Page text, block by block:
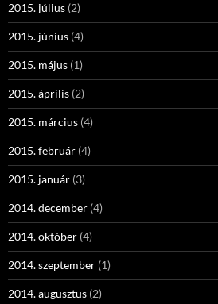
2015. július (2)
2015. június (4)
2015. május (1)
2015. április (2)
2015. március (4)
2015. február (4)
2015. január (3)
2014. december (4)
2014. október (4)
2014. szeptember (1)
2014. augusztus (2)